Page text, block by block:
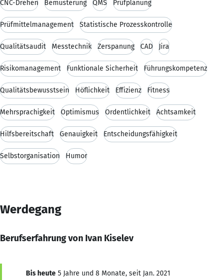
CNC-Drehen Bemusterung QMS Prüfplanung
Prüfmittelmanagement Statistische Prozesskontrolle
Qualitätsaudit Messtechnik Zerspanung CAD Jira
Risikomanagement Funktionale Sicherheit Führungskompetenz
Qualitätsbewusstsein Höflichkeit Effizienz Fitness
Mehrsprachigkeit Optimismus Ordentlichkeit Achtsamkeit
Hilfsbereitschaft Genauigkeit Entscheidungsfähigkeit
Selbstorganisation Humor
Werdegang
Berufserfahrung von Ivan Kiselev
Bis heute 5 Jahre und 8 Monate, seit Jan. 2021